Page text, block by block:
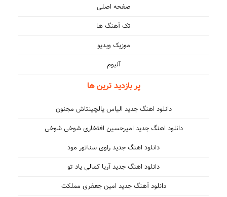
صفحه اصلی
تک آهنگ ها
موزیک ویدیو
آلبوم
پر بازدید ترین ها
دانلود اهنگ جدید الیاس یالچینتاش مجنون
دانلود اهنگ جدید امیرحسین افتخاری شوخی شوخی
دانلود اهنگ جدید راوی سناتور مود
دانلود اهنگ جدید آریا کمالی یاد تو
دانلود آهنگ جدید امین جعفری مملکت